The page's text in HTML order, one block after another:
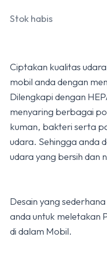
Stok habis
Ciptakan kualitas
mobil anda dengan
Dilengkapi dengan
menyaring berbagai
kuman, bakteri serta
udara. Sehingga anda
udara yang bersih dan
Desain yang
anda untuk meletakan
di dalam Mobil.